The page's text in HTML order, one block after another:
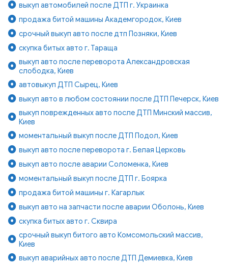
выкуп автомобилей после ДТП г. Украинка
продажа битой машины Академгородок, Киев
срочный выкуп авто после дтп Позняки, Киев
скупка битых авто г. Тараща
выкуп авто после переворота Александровская
слободка, Киев
автовыкуп ДТП Сырец, Киев
выкуп авто в любом состоянии после ДТП Печерск, Киев
выкуп поврежденных авто после ДТП Минский массив,
Киев
моментальный выкуп после ДТП Подол, Киев
выкуп авто после переворота г. Белая Церковь
выкуп авто после аварии Соломенка, Киев
моментальный выкуп после ДТП г. Боярка
продажа битой машины г. Кагарлык
выкуп авто на запчасти после аварии Оболонь, Киев
скупка битых авто г. Сквира
срочный выкуп битого авто Комсомольский массив,
Киев
выкуп аварийных авто после ДТП Демиевка, Киев